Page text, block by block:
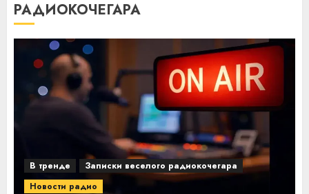
РАДИОКОЧЕГАРА
В тренде
Записки веселого радиокочегара
Новости радио